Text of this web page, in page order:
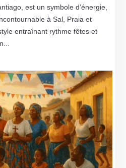
est un symbole d’énergie,
à Sal, Praia et
entraînant rythme fêtes et